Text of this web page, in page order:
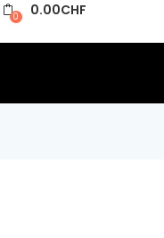
0 0.00CHF